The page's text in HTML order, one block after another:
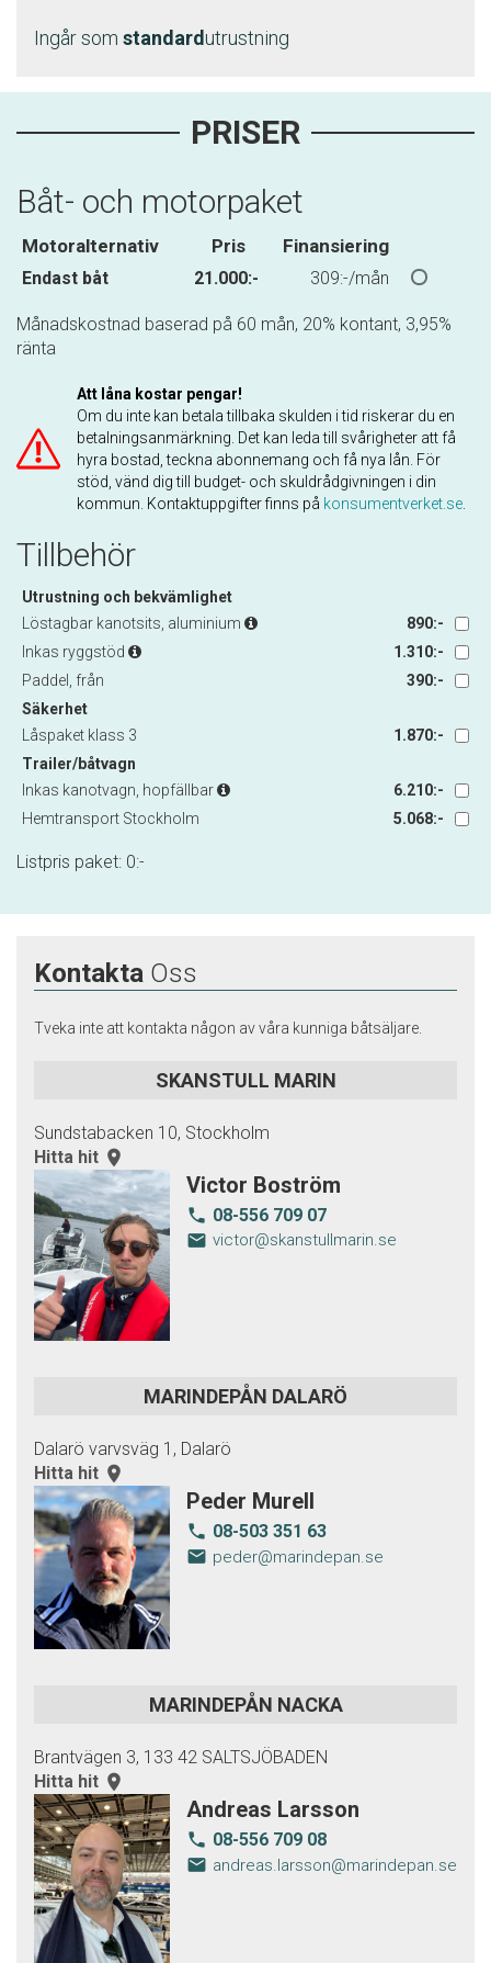
Ingår som standardutrustning
PRISER
Båt- och motorpaket
Motoralternativ Pris Finansiering
Endast båt 21.000:- 309:-/mån
Månadskostnad baserad på 60 mån, 20% kontant, 3,95%
ränta
Att låna kostar pengar!
Om du inte kan betala tillbaka skulden i tid riskerar du en
betalningsanmärkning. Det kan leda till svårigheter att få
hyra bostad, teckna abonnemang och få nya lån. För
stöd, vänd dig till budget- och skuldrådgivningen i din
kommun. Kontaktuppgifter finns på konsumentverket.se
Tillbehör
Utrustning och bekvämlighet
Löstagbar kanotsits, aluminium
890:-
Inkas ryggstöd
1.310:-
Paddel, från
390:-
Säkerhet
Låspaket klass 3
1.870:-
Trailer/båtvagn
Inkas kanotvagn, hopfällbar
6.210:-
Hemtransport Stockholm
5.068:-
Listpris paket: 0:-
Kontakta Oss
Tveka inte att kontakta någon av våra kunniga båtsäljare.
SKANSTULL MARIN
Sundstabacken 10, Stockholm
Hitta hit room
Victor Boström
local_phone 08-556 709 07
email victor@skanstullmarin.se
MARINDEPÅN DALARÖ
Dalarö varvsväg 1, Dalarö
Hitta hit room
Peder Murell
local_phone 08-503 351 63
email peder@marindepan.se
MARINDEPÅN NACKA
Brantvägen 3, 133 42 SALTSJÖBADEN
Hitta hit room
Andreas Larsson
local_phone 08-556 709 08
email andreas.larsson@marindepan.se